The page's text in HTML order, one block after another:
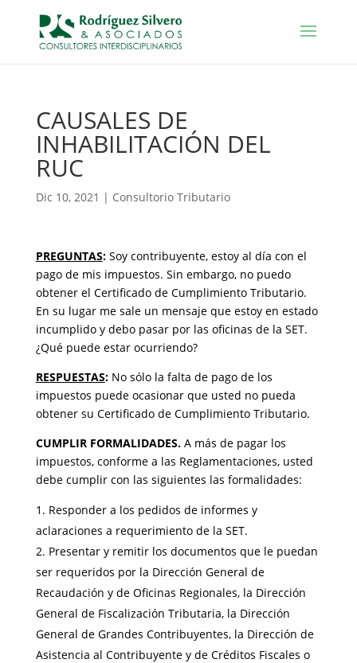
CAUSALES DE
INHABILITACIÓN DEL
RUC
Dic 10, 2021 | Consultorio Tributario
PREGUNTAS: Soy contribuyente, estoy al día con el
pago de mis impuestos. Sin embargo, no puedo
obtener el Certificado de Cumplimiento Tributario.
En su lugar me sale un mensaje que estoy en estado
incumplido y debo pasar por las oficinas de la SET.
¿Qué puede estar ocurriendo?
RESPUESTAS: No sólo la falta de pago de los
impuestos puede ocasionar que usted no pueda
obtener su Certificado de Cumplimiento Tributario.
CUMPLIR FORMALIDADES. A más de pagar los
impuestos, conforme a las Reglamentaciones, usted
debe cumplir con las siguientes las formalidades:
Responder a los pedidos de informes y
aclaraciones a requerimiento de la SET.
Presentar y remitir los documentos que le puedan
ser requeridos por la Dirección General de
Recaudación y de Oficinas Regionales, la Dirección
General de Fiscalización Tributaria, la Dirección
General de Grandes Contribuyentes, la Dirección de
Asistencia al Contribuyente y de Créditos Fiscales o